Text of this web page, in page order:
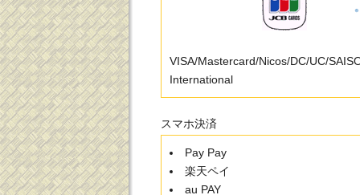
VISA/Mastercard/Nicos/DC/UC/
International
スマホ決済
Pay Pay
楽天ペイ
au PAY